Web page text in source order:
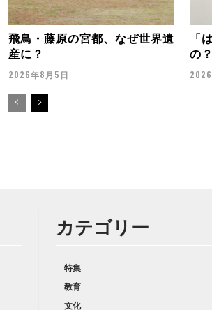
飛鳥・藤原の宮都、なぜ世界遺
産に？
2026年8月5日
「
の？
カテゴリー
特集
教育
文化